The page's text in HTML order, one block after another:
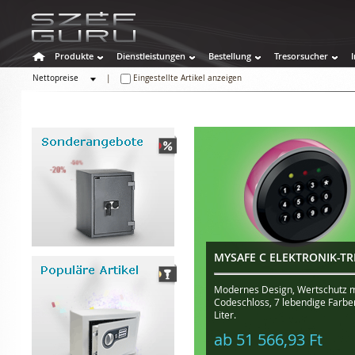
Produkte Dienstleistungen Bestellung Tresorsucher
Nettopreise
Eingestellte Artikel anzeigen
MYSAFE C ELEKTRONIK-
Modernes Design, Wertschutz
Codeschloss, 7 lebendige
Liter.
ab 51 566,93 Ft